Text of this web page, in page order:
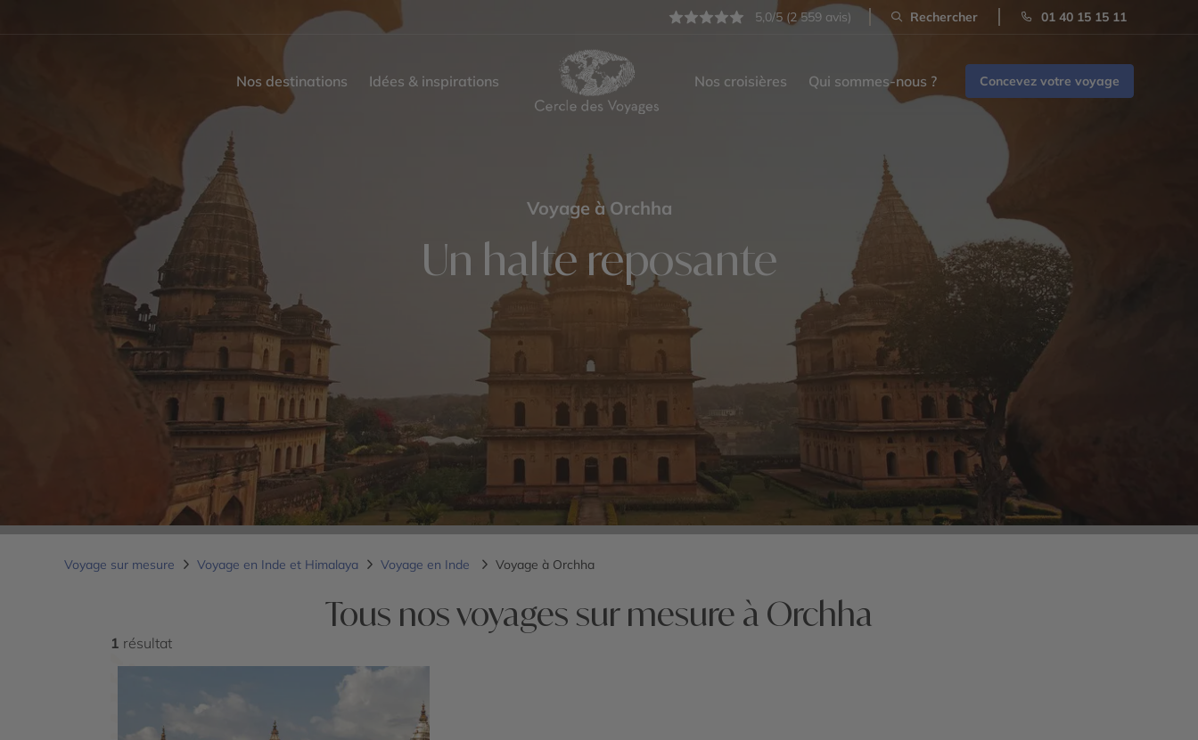
5,0/5 (2 559 avis) Rechercher 01 40 15 15 11
Nos destinations Idées & inspirations Nos croisières Qui sommes-nous ? Concevez votre voyage
Voyage à Orchha
Un halte reposante
Voyage sur mesure Voyage en Inde et Himalaya Voyage en Inde Voyage à Orchha
Tous nos voyages sur mesure à Orchha
1 résultat